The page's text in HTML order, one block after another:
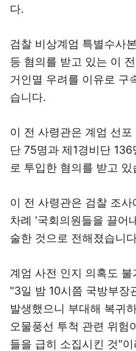
다.
검찰 비상계엄 특별수사
등 혐의를 받고 있는 이
거인멸 우려를 이유로 구
습니다.
이 전 사령관은 계엄 선
단 75명과 제1경비단
로 투입한 혐의를 받고 있
이 전 사령관은 검찰 조
차례 '국회의원들을 끌어
술한 것으로 전해졌습니
계엄 사전 인지 의혹도
"3일 밤 10시쯤 국방부장
발생했으니 부대해 복귀
오물풍선 투척 관련 위험
들을 급히 소집시킨 것"